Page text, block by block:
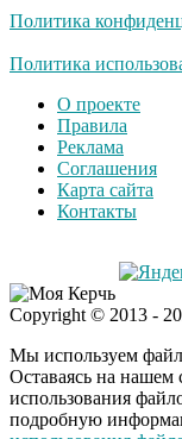
Политика
Политика
О проекте
Правила
Реклама
Соглашения
Карта сайта
Контакты
Copyright © 2013 -
Мы используем
Оставаясь на нашем
использования
подробную